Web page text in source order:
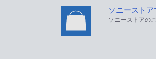
ソニースト
ソニーストアの